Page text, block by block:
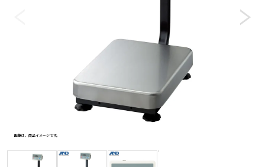
濃度・環境測定
画像は、商品イメージです。